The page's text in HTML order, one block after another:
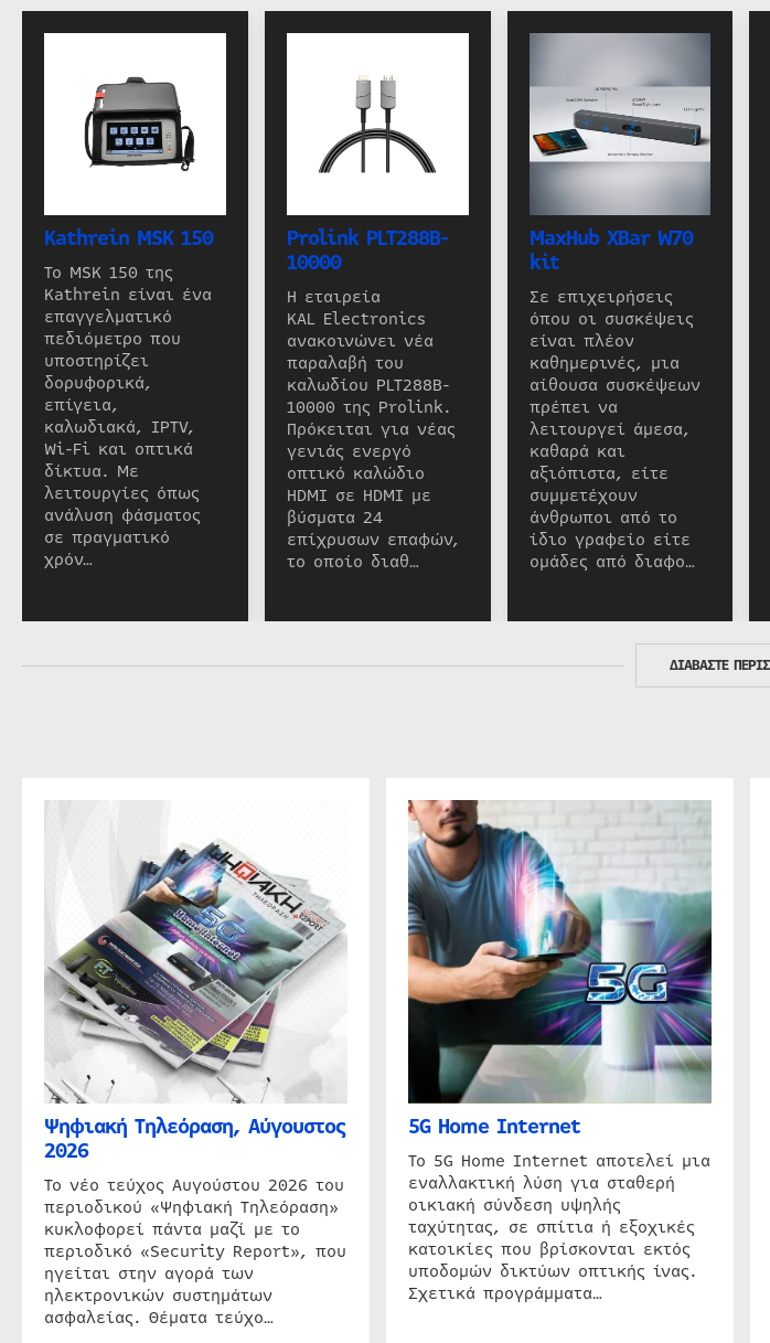
Kathrein MSK 150
Το MSK 150 της
Kathrein είναι ένα
επαγγελματικό
πεδιόμετρο που
υποστηρίζει
δορυφορικά,
επίγεια,
καλωδιακά, IPTV,
Wi-Fi και οπτικά
δίκτυα. Με
λειτουργίες όπως
ανάλυση φάσματος
σε πραγματικό
χρόν…
Prolink PLT288B-
10000
Η εταιρεία
KAL Electronics
ανακοινώνει νέα
παραλαβή του
καλωδίου PLT288B-
10000 της Prolink.
Πρόκειται για νέας
γενιάς ενεργό
οπτικό καλώδιο
HDMI σε HDMI με
βύσματα 24
επίχρυσων επαφών,
το οποίο διαθ…
MaxHub XBar W70
kit
Σε επιχειρήσεις
όπου οι συσκέψεις
είναι πλέον
καθημερινές, μια
αίθουσα συσκέψεων
πρέπει να
λειτουργεί άμεσα,
καθαρά και
αξιόπιστα, είτε
συμμετέχουν
άνθρωποι από το
ίδιο γραφείο είτε
ομάδες από διαφο…
ΔΙΑΒΑΣΤΕ
Ψηφιακή Τηλεόραση, Αύγουστος
2026
Το νέο τεύχος Αυγούστου 2026 του
περιοδικού «Ψηφιακή Τηλεόραση»
κυκλοφορεί πάντα μαζί με το
περιοδικό «Security Report», που
ηγείται στην αγορά των
ηλεκτρονικών συστημάτων
ασφαλείας. Θέματα τεύχο…
5G Home Internet
Το 5G Home Internet αποτελεί μια
εναλλακτική λύση για σταθερή
οικιακή σύνδεση υψηλής
ταχύτητας, σε σπίτια ή εξοχικές
κατοικίες που βρίσκονται εκτός
υποδομών δικτύων οπτικής ίνας.
Σχετικά προγράμματα…